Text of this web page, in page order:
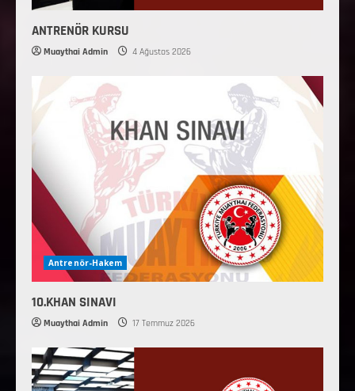
ANTRENÖR KURSU
Muaythai Admin 4 Ağustos 2026
Antrenör-Hakem
10.KHAN SINAVI
Muaythai Admin 17 Temmuz 2026